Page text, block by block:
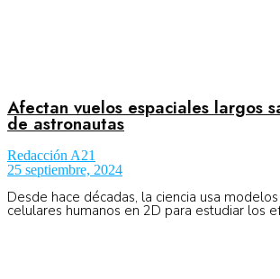
Afectan vuelos espaciales largos
de astronautas
Redacción A21
25 septiembre, 2024
Desde hace décadas, la ciencia usa
celulares humanos en 2D para estudiar los